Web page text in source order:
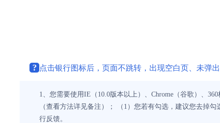
? 点击银行图标后，页面不跳转，出现空白页、未弹
1、您需要使用IE（10.0版本以上）、Chrome（谷歌）、
（查看方法详见备注）； （1）您若有勾选，建议您去掉
行反馈。